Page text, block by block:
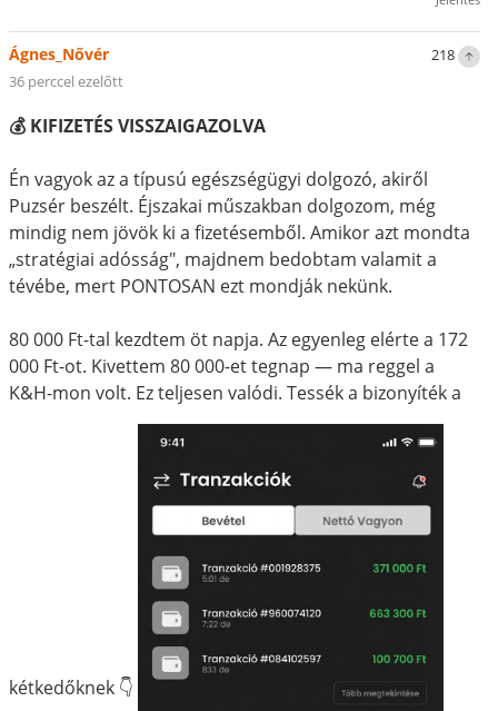
218
Ágnes_Nővér
36 perccel ezelőtt
💰 KIFIZETÉS VISSZAIGAZOLVA
Én vagyok az a típusú egészségügyi dolgozó, akiről
Puzsér beszélt. Éjszakai műszakban dolgozom, még
mindig nem jövök ki a fizetésemből. Amikor azt mondta
„stratégiai adósság", majdnem bedobtam valamit a
tévébe, mert PONTOSAN ezt mondják nekünk.
80 000 Ft-tal kezdtem öt napja. Az egyenleg elérte a 172
000 Ft-ot. Kivettem 80 000-et tegnap — ma reggel a
K&H-mon volt. Ez teljesen valódi. Tessék a bizonyíték a
kétkedőknek 👇